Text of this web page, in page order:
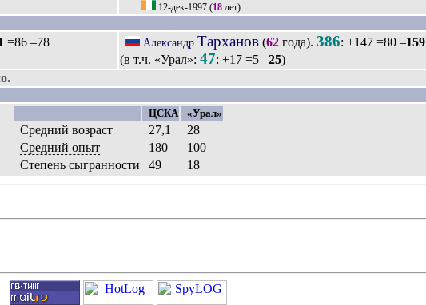
12-дек-1997 (18 лет).
=86 –78
АлександрТарханов (62 года).386: +147 =80 –159
(в т.ч. «Урал»: 47: +17 =5 –25)
ЦСКА
«Урал»
Средний возраст 27,1
28
Средний опыт
180
100
Степень сыгранности
49 18